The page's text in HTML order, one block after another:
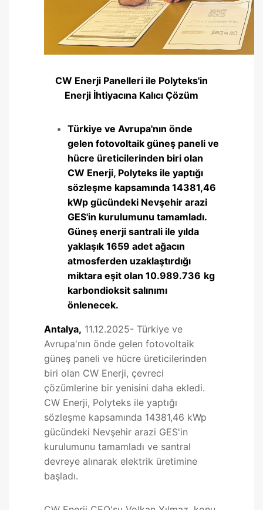
CW Enerji Panelleri ile Polyteks'in
Enerji İhtiyacına Kalıcı Çözüm
Türkiye ve Avrupa'nın önde
gelen fotovoltaik güneş paneli ve
hücre üreticilerinden biri olan
CW Enerji, Polyteks ile yaptığı
sözleşme kapsamında 14381,46
kWp gücündeki Nevşehir arazi
GES'in kurulumunu tamamladı.
Güneş enerji santrali ile yılda
yaklaşık 1659 adet ağacın
atmosferden uzaklaştırdığı
miktara eşit olan 10.989.736 kg
karbondioksit salınımı
önlenecek.
Antalya, 11.12.2025- Türkiye ve
Avrupa'nın önde gelen fotovoltaik
güneş paneli ve hücre üreticilerinden
biri olan CW Enerji, çevreci
çözümlerine bir yenisini daha ekledi.
CW Enerji, Polyteks ile yaptığı
sözleşme kapsamında 14381,46 kWp
gücündeki Nevşehir arazi GES'in
kurulumunu tamamladı ve santral
devreye alınarak elektrik üretimine
başladı.